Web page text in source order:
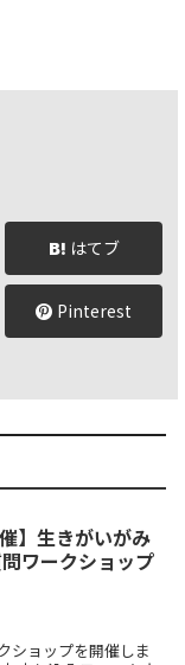
はてブ
Pinterest
】生きがいがみ
ワークショップ
ショップを開催しま